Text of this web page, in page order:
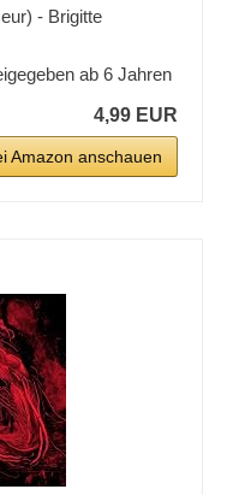
- Brigitte
ab 6 Jahren
4,99 EUR
Amazon anschauen